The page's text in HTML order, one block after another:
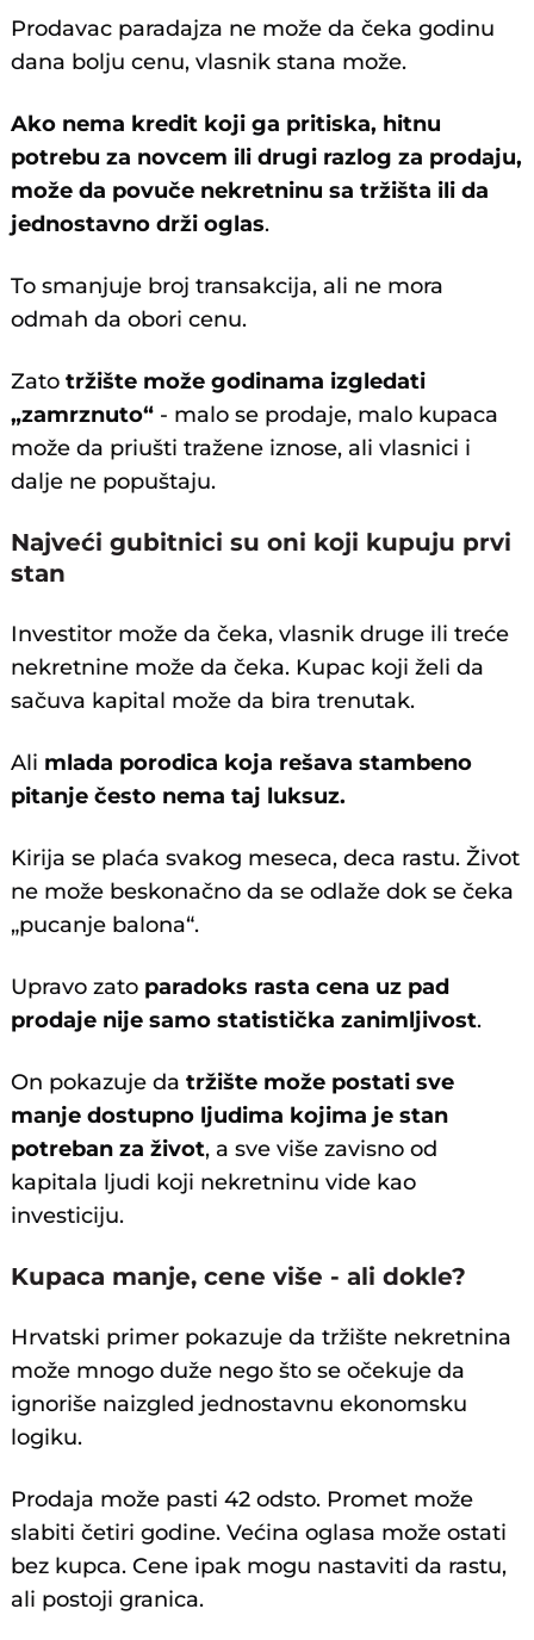
Prodavac paradajza ne može da čeka godinu
dana bolju cenu, vlasnik stana može.
Ako nema kredit koji ga pritiska, hitnu
potrebu za novcem ili drugi razlog za prodaju,
može da povuče nekretninu sa tržišta ili da
jednostavno drži oglas.
To smanjuje broj transakcija, ali ne mora
odmah da obori cenu.
Zato tržište može godinama izgledati
„zamrznuto“ - malo se prodaje, malo kupaca
može da priušti tražene iznose, ali vlasnici i
dalje ne popuštaju.
Najveći gubitnici su oni koji kupuju prvi
stan
Investitor može da čeka, vlasnik druge ili treće
nekretnine može da čeka. Kupac koji želi da
sačuva kapital može da bira trenutak.
Ali mlada porodica koja rešava stambeno
pitanje često nema taj luksuz.
Kirija se plaća svakog meseca, deca rastu. Život
ne može beskonačno da se odlaže dok se čeka
„pucanje balona“.
Upravo zato paradoks rasta cena uz pad
prodaje nije samo statistička zanimljivost.
On pokazuje datržište može postati sve
manje dostupno ljudima kojima je stan
potreban za život, a sve više zavisno od
kapitala ljudi koji nekretninu vide kao
investiciju.
Kupaca manje, cene više - ali dokle?
Hrvatski primer pokazuje da tržište nekretnina
može mnogo duže nego što se očekuje da
ignoriše naizgled jednostavnu ekonomsku
logiku.
Prodaja može pasti 42 odsto. Promet može
slabiti četiri godine. Većina oglasa može ostati
bez kupca. Cene ipak mogu nastaviti da rastu,
ali postoji granica.